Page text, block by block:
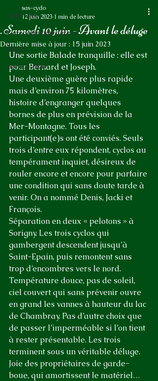
All Posts
Catégorie non définie
FFCT
Sorties club
. Samedi 10 juin - Avant le déluge
sas-cyclo
12 juin 2023 1 min de lecture
Dernière mise à jour : 15 juin 2023
Une sortie Balade tranquille : elle est
pour Bernard et Joseph.
Une deuxième guère plus rapide
mais d’environ 75 kilomètres,
histoire d’engranger quelques
bornes de plus en prévision de la
Mer-Montagne. Tous les
participant(e)s ont été conviés. Seuls
trois d’entre eux répondent, cyclos au
tempérament inquiet, désireux de
rouler encore et encore pour parfaire
une condition qui sans doute tarde à
venir. On a nommé Denis, Jacki et
François.
Séparation en deux « pelotons » à
Sorigny. Les trois cyclos qui
gambergent descendent jusqu’à
Saint-Epain, puis remontent sans
trop d’encombres vers le nord.
Température douce, pas de soleil,
ciel couvert qui sans prévenir ouvre
en grand les vannes à hauteur du lac
de Chambray. Pas d’autre choix que
de passer l’imperméable si l’on tient
à rester présentable. Les trois
terminent sous un véritable déluge.
Joie des propriétaires de garde-
boue, qui amortissent le matériel…